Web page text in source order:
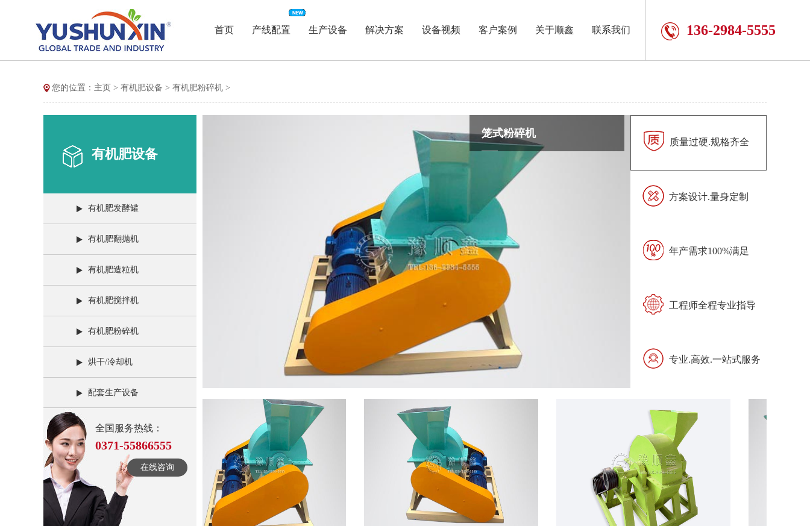
首页 产线配置 生产设备 解决方案 设备视频 客户案例 关于顺鑫 联系我们 136-2984-5555
您的位置： 主页 > 有机肥设备 > 有机肥粉碎机 >
有机肥设备
有机肥发酵罐
有机肥翻抛机
有机肥造粒机
有机肥搅拌机
有机肥粉碎机
烘干/冷却机
配套生产设备
全国服务热线：
0371-55866555
在线咨询
质量过硬.规格齐全
方案设计.量身定制
年产需求100%满足
工程师全程专业指导
专业.高效.一站式服务
笼式粉碎机